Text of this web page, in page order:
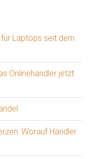
Laptops seit dem
Onlinehändler jetzt
Worauf Händler